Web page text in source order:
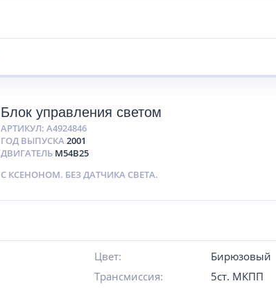
Блок управления светом
АРТИКУЛ: A4924846
ГОД ВЫПУСКА2001
ДВИГАТЕЛЬ M54B25
C КСЕНОНОМ. БЕЗ ДАТЧИКА СВЕТА.
Цвет: Бирюзовый
Трансмиссия: 5ст. МКПП